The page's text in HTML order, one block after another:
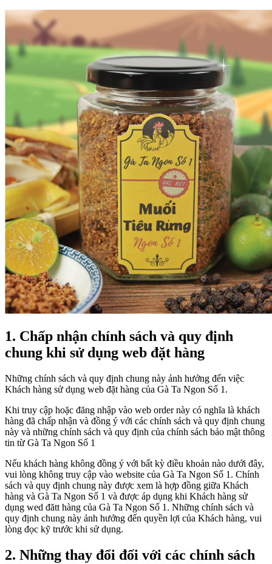
1. Chấp nhận chính sách và quy định
chung khi sử dụng web đặt hàng
Những chính sách và quy định chung này ảnh hưởng đến việc
Khách hàng sử dụng web đặt hàng của Gà Ta Ngon Số 1.
Khi truy cập hoặc đăng nhập vào web order này có nghĩa là khách
hàng đã chấp nhận và đồng ý với các chính sách và quy định chung
này và những chính sách và quy định của chính sách bảo mật thông
tin từ Gà Ta Ngon Số 1
Nếu khách hàng không đồng ý với bất kỳ điều khoản nào dưới đây,
vui lòng không truy cập vào website của Gà Ta Ngon Số 1. Chính
sách và quy định chung này được xem là hợp đồng giữa Khách
hàng và Gà Ta Ngon Số 1 và được áp dụng khi Khách hàng sử
dụng wed đătt hàng của Gà Ta Ngon Số 1. Những chính sách và
quy định chung này ảnh hưởng đến quyền lợi của Khách hàng, vui
lòng đọc kỹ trước khi sử dụng.
2. Những thay đổi đối với các chính sách